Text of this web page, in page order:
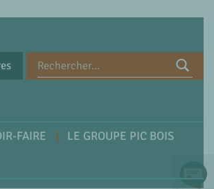
FAIRE
LE GROUPE PIC BOIS